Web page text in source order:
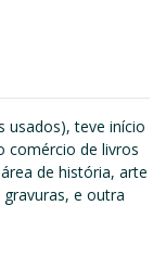
usados), teve início
comércio de livros
de história, arte
e outra